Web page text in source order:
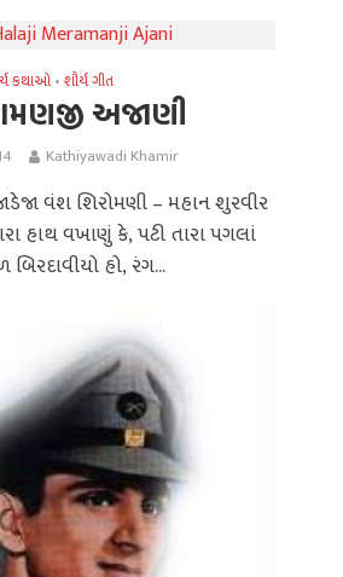
કથાઓ • શૌર્ય ગીત
અજાણી
Kathiyawadi Khamir
વંશ શિરોમણી – મહાન શુરવીર
હાથ વખાણું કે‚ પટી તારા પગલાં
હો‚ રંગ...